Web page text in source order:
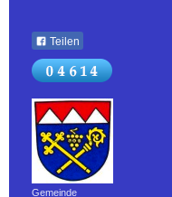
Teilen
Gemeinde